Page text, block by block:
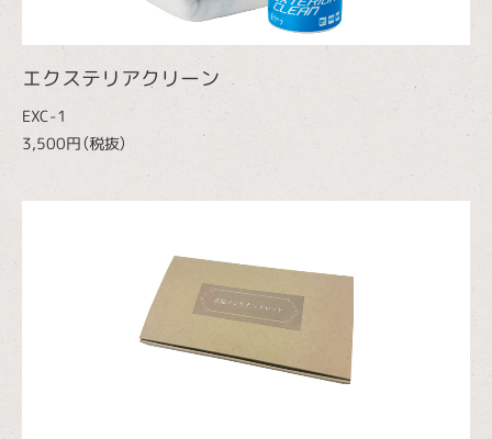
エクステリアクリーン
EXC-1
3,500円（税抜）